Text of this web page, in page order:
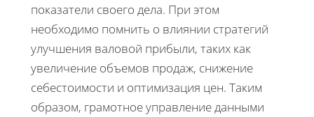
показатели своего дела. При этом
необходимо помнить о влиянии стратегий
улучшения валовой прибыли, таких как
увеличение объемов продаж, снижение
себестоимости и оптимизация цен. Таким
образом, грамотное управление данными